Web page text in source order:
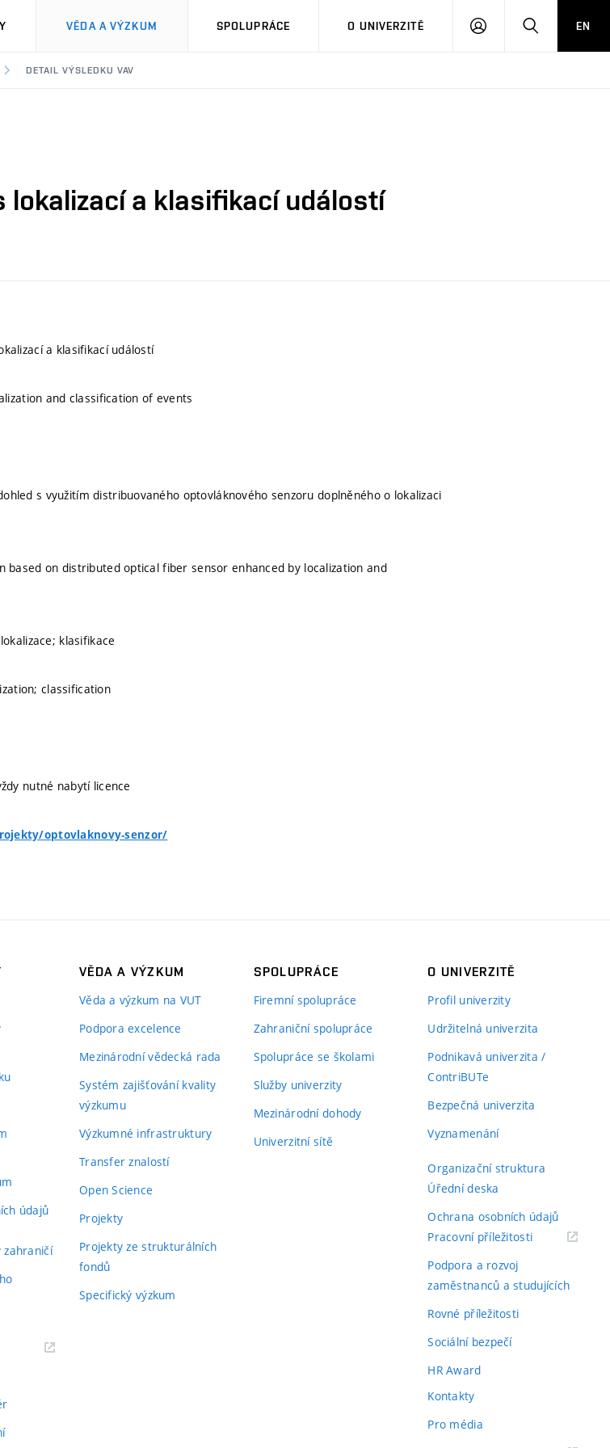
VĚDA A VÝZKUM SPOLUPRÁCE O UNIVERZITĚ
PŘIHLÁSIT HLEDATEN
DETAIL VÝSLEDKU VAV
lokalizací a klasifikací událostí
a klasifikací událostí
and classification of events
s využitím distribuovaného optovláknového senzoru doplněného o lokalizaci
on distributed optical fiber sensor enhanced by localization and
klasifikace
classification
nutné nabytí licence
optovlaknovy-senzor/
údajů
zahraničí
VĚDA A VÝZKUM
Věda a výzkum na VUT
Podpora excelence
Mezinárodní vědecká rada
Systém zajišťování kvality
výzkumu
Výzkumné infrastruktury
Transfer znalostí
Open Science
Projekty
Projekty ze strukturálních
fondů
Specifický výzkum
SPOLUPRÁCE
Firemní spolupráce
Zahraniční spolupráce
Spolupráce se školami
Služby univerzity
Mezinárodní dohody
Univerzitní sítě
O UNIVERZITĚ
Profil univerzity
Udržitelná univerzita
Podnikavá univerzita /
ContriBUTe
Bezpečná univerzita
Vyznamenání
Organizační struktura
Úřední deska
Ochrana osobních údajů
Pracovní příležitosti(externí
Podpora a rozvoj
zaměstnanců a studujících
Rovné příležitosti
Sociální bezpečí
HR Award
Kontakty
Pro média